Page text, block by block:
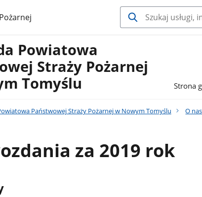
Powiatowa
Straży Pożarnej
Tomyślu
Strona
Państwowej Straży Pożarnej w Nowym Tomyślu O nas
za 2019 rok